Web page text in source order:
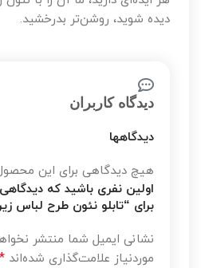
دیده شوید، روشن‌تر بدرخشید.
دیدگاه کاربران
دیدگاهها
هیچ دیدگاهی برای این
اولین نفری باشید که
برای “تابلو نئون طرح لباس
نشانی ایمیل شما منتشر
موردنیاز علامت‌گذاری شده‌اند *